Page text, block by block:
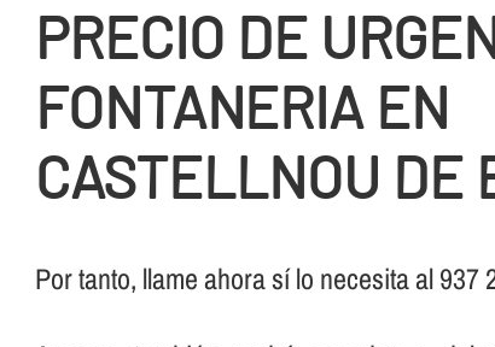
PRECIO DE
FONTANERIA EN
CASTELLNOU DE
Por tanto, llame ahora sí­ lo necesita al 937